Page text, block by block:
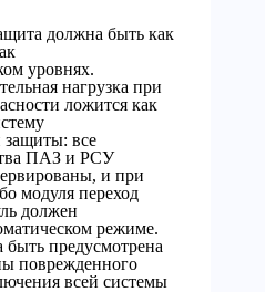
должна быть как
уровнях.
нагрузка при
ложится как
защиты: все
ПАЗ и РСУ
и при
модуля переход
должен
режиме.
предусмотрена
поврежденного
всей системы